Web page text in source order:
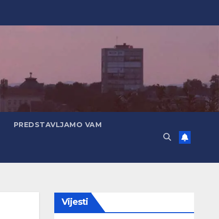
PREDSTAVLJAMO VAM
Vijesti